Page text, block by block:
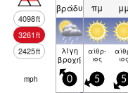
4098ft
3261ft
2425ft
βράδυ πμ μμ
λίγη
βροχή
αίθρ­
ιος ιος
mph 0 5 5